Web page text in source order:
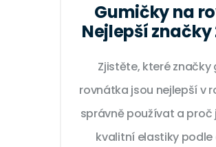
Gumičky na
Nejlepší značky
Zjistěte, které značky
rovnátka jsou nejlepší v
správně používat a proč
kvalitní elastiky